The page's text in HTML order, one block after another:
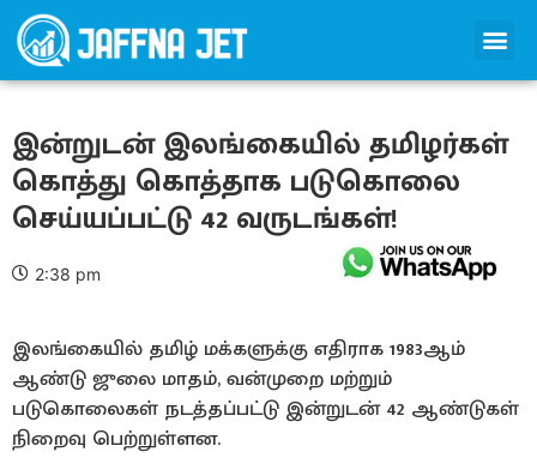
இன்றுடன் இலங்கையில் தமிழர்கள்
கொத்து கொத்தாக படுகொலை
செய்யப்பட்டு 42 வருடங்கள்!
2:38 pm
இலங்கையில் தமிழ் மக்களுக்கு எதிராக 1983ஆம்
ஆண்டு ஜுலை மாதம், வன்முறை மற்றும்
படுகொலைகள் நடத்தப்பட்டு இன்றுடன் 42 ஆண்டுகள்
நிறைவு பெற்றுள்ளன.